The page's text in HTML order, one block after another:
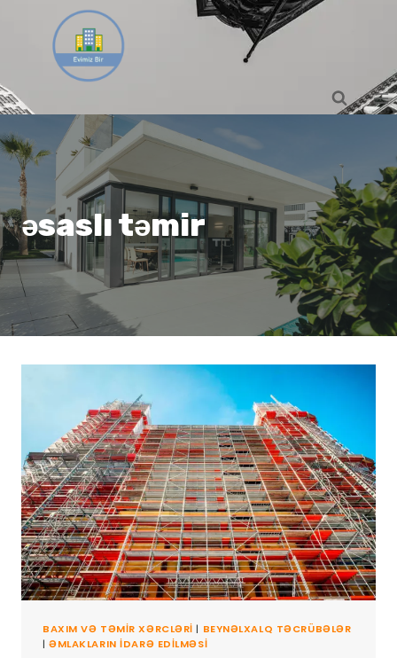
əsaslı təmir
BAXIM VƏ TƏMIR XƏRCLƏRI | BEYNƏLXALQ TƏCRÜBƏLƏR
|ƏMLAKLARIN IDARƏ EDILMƏSI